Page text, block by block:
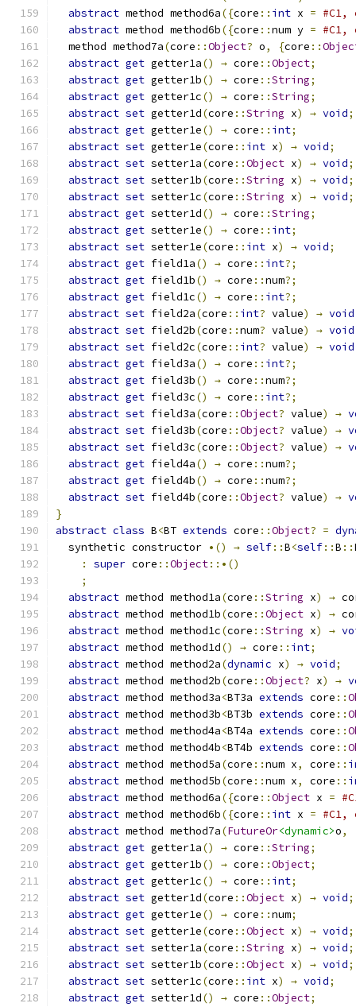
abstract method method6a({core :: int x = #C1,
abstract method method6b({core ::num y =
  method method7a
(core ::Object? o, {core ::
abstract get getter1a() → core ::Object;
abstract get getter1b() → core ::String;
abstract get getter1c() → core ::String;
abstract set getter1d(core ::String x) → void;
abstract get getter1e() → core :: int;
abstract set getter1e(core :: int x) → void;
abstract set setter1a(core ::Object x) → void;
abstract set setter1b(core ::String x) → void;
abstract set setter1c(core ::String x) → void;
abstract get setter1d() → core ::String;
abstract get setter1e() → core :: int;
abstract set setter1e(core :: int x) → void;
abstract get field1a() → core :: int?;
abstract get field1b() → core ::num?;
abstract get field1c() → core :: int?;
abstract set field2a(core :: int? value) → void
abstract set field2b(core ::num? value) → void
abstract set field2c(core :: int? value) → void
abstract get field3a() → core :: int?;
abstract get field3b() → core ::num?;
abstract get field3c() → core :: int?;
abstract set field3a(core ::Object? value) →
abstract set field3b(core ::Object? value) →
abstract set field3c(core ::Object? value) →
abstract get field4a() → core ::num?;
abstract get field4b() → core ::num?;
abstract set field4b(core ::Object? value) →
}
abstract class B<BT extends core ::Object? =
  synthetic constructor
•() → self::B<self::B ::
:
super core ::Object::•()
;
abstract method method1a(core ::String x) →
abstract method method1b(core ::Object x) →
abstract method method1c(core ::String x) →
abstract method method1d() → core :: int;
abstract method method2a(dynamic x) → void;
abstract method method2b(core ::Object? x) →
abstract method method3a<BT3a extends core ::
abstract method method3b<BT3b extends core ::
abstract method method4a<BT4a extends core ::
abstract method method4b<BT4b extends core ::
abstract method method5a(core ::num x, core ::
abstract method method5b(core ::num x, core ::
abstract method method6a({core ::Object x =
abstract method method6b({core :: int x =
abstract method method7a(FutureOr<dynamic>o,
abstract get getter1a() → core ::String;
abstract get getter1b() → core ::Object;
abstract get getter1c() → core :: int;
abstract set getter1d(core ::Object x) → void;
abstract get getter1e() → core ::num;
abstract set getter1e(core ::Object x) → void;
abstract set setter1a(core ::String x) → void;
abstract set setter1b(core ::Object x) → void;
abstract set setter1c(core :: int x) → void;
abstract get setter1d() → core ::Object;